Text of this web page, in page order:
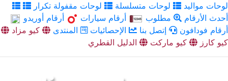
لوحات مواليد لوحات متسلسلة
لوحات مقفولة تكرار
أحدث الأرقام
مطلوب أرقام سيارات
أرقام أوريدو
أرقام فودافون
إتصل بنا الإحصائيات المنتدى
كيو مزاد
كيو كارز
كيو ماركت الدليل القطري